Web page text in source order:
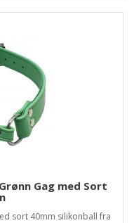
Gag med Sort
sort 40mm silikonball fra